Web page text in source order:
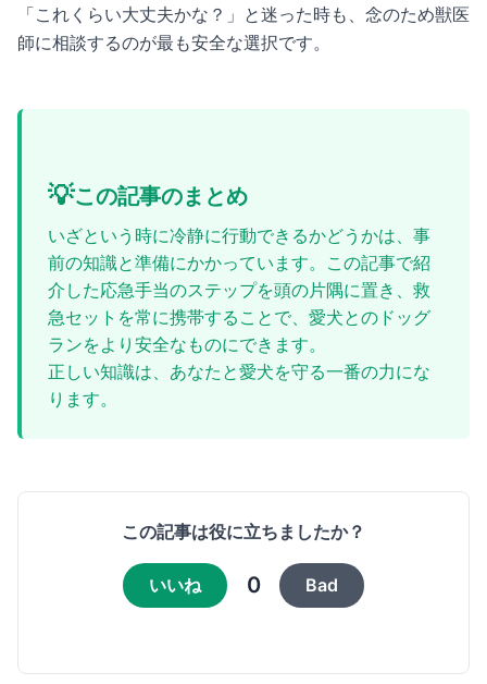
「これくらい大丈夫かな？」と迷った時も、念のため獣医
師に相談するのが最も安全な選択です。
💡この記事のまとめ
いざという時に冷静に行動できるかどうかは、事
前の知識と準備にかかっています。この記事で紹
介した応急手当のステップを頭の片隅に置き、救
急セットを常に携帯することで、愛犬とのドッグ
ランをより安全なものにできます。
正しい知識は、あなたと愛犬を守る一番の力にな
ります。
この記事は役に立ちましたか？
いいね 0 Bad